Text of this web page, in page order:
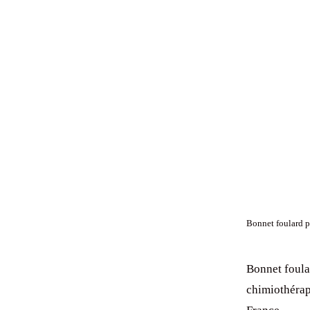
Bonnet foulard
Bonnet